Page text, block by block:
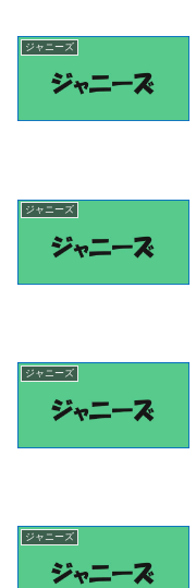
ジャニーズ
ジャニーズ
ジャニーズ
ジャニーズ